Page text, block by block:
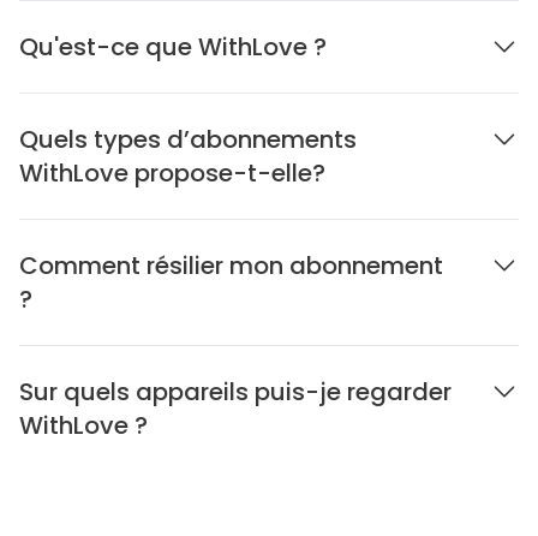
Qu'est-ce que WithLove ?
Quels types d’abonnements
WithLove propose-t-elle?
Comment résilier mon abonnement
?
Sur quels appareils puis-je regarder
WithLove ?